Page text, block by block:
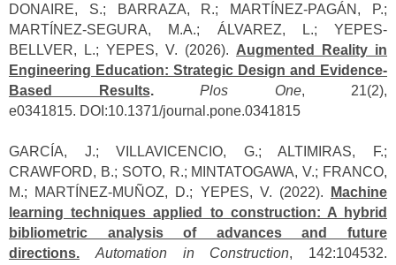
DONAIRE, S.; BARRAZA, R.; MARTÍNEZ-PAGÁN, P.;
MARTÍNEZ-SEGURA, M.A.; ÁLVAREZ, L.; YEPES-
BELLVER, L.; YEPES, V. (2026). Augmented Reality in
Engineering Education: Strategic Design and Evidence-
Based Results. Plos One, 21(2),
e0341815. DOI:10.1371/journal.pone.0341815
GARCÍA, J.; VILLAVICENCIO, G.; ALTIMIRAS, F.;
CRAWFORD, B.; SOTO, R.; MINTATOGAWA, V.; FRANCO,
M.; MARTÍNEZ-MUÑOZ, D.; YEPES, V. (2022).
Machine
learning techniques applied to construction: A hybrid
bibliometric analysis of advances and future
directions.
Automation in Construction, 142:104532.